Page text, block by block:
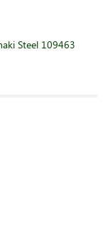
Steel 109463